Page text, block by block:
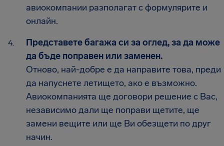
авиокомпании разполагат с формулярите и
онлайн.
Представете багажа си за оглед, за да може
да бъде поправен или заменен.
Отново, най-добре е да направите това, преди
да напуснете летището, ако е възможно.
Авиокомпанията ще договори решение с Вас,
независимо дали ще поправи щетите, ще
замени вещите или ще Ви обезщети по друг
начин.